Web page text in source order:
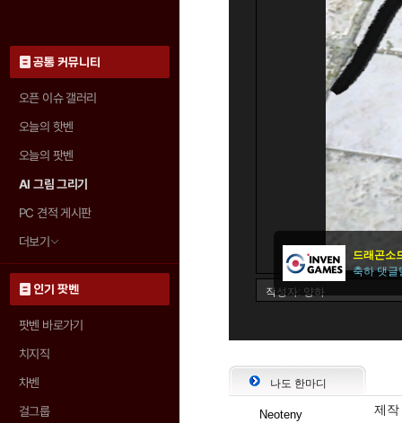
공통 커뮤니티
오픈 이슈 갤러리
오늘의 핫벤
오늘의 팟벤
AI 그림 그리기
PC 견적 게시판
더보기
인기 팟벤
팟벤 바로가기
치지직
차벤
걸그룹
나도 한마디
Neoteny 제